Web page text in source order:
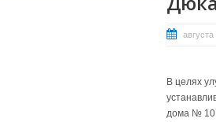
В целях
дома №